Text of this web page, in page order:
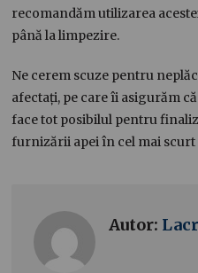
recomandăm utilizarea
până la limpezire.
Ne cerem scuze pentru
afectați, pe care îi asigurăm
face tot posibilul pentru
furnizării apei în cel mai scurt
Autor: